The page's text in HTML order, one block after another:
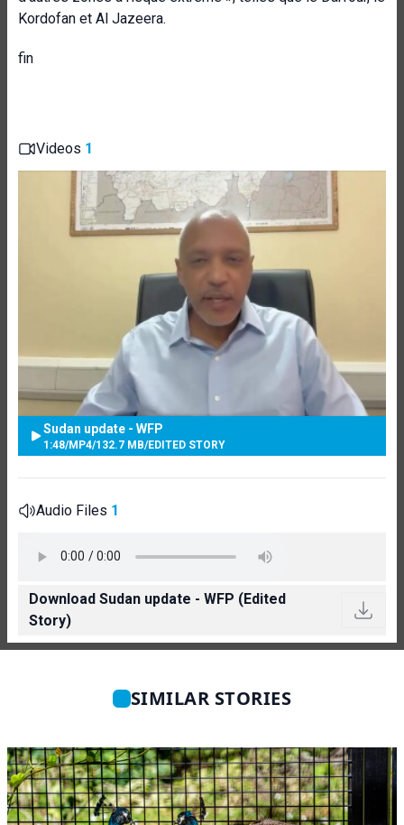
Kordofan et Al Jazeera.
fin
Videos 1
Sudan update - WFP
1:48/MP4/132.7 MB/EDITED STORY
Audio Files 1
Download Sudan update - WFP (Edited
Story)
SIMILAR STORIES